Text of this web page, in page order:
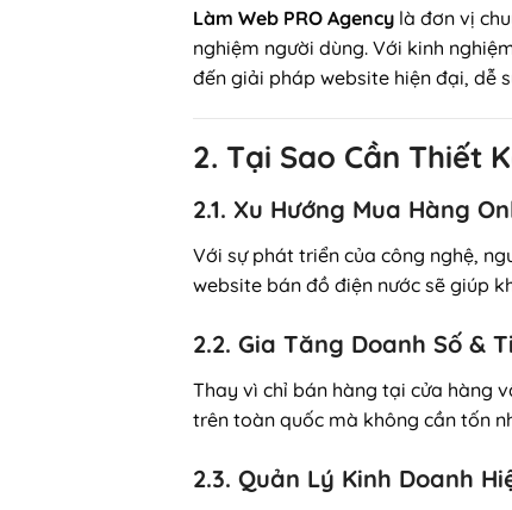
Làm Web PRO Agency là đơn vị
nghiệm người dùng. Với kinh
đến giải pháp website hiện đại, dễ
2. Tại Sao Cần Thiết
2.1. Xu Hướng Mua Hàng
Với sự phát triển của công nghệ,
website bán đồ điện nước sẽ giúp
2.2. Gia Tăng Doanh Số &
Thay vì chỉ bán hàng tại cửa hàng
trên toàn quốc mà không cần tốn
2.3. Quản Lý Kinh Doanh